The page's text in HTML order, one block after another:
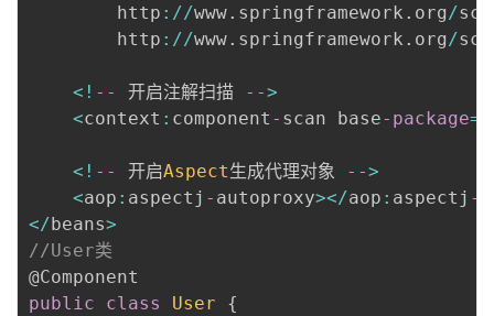
		http
: //www. springframework . org /
		http
: //www. springframework . org /
< ! -- 开启注解扫描 -->
<context : component - scan base- package=
< ! -- 开启Aspect生成代理对象 -->
<aop : aspectj - autoproxy></aop : aspectj -
</beans>
//User类
@Component
public
class User {